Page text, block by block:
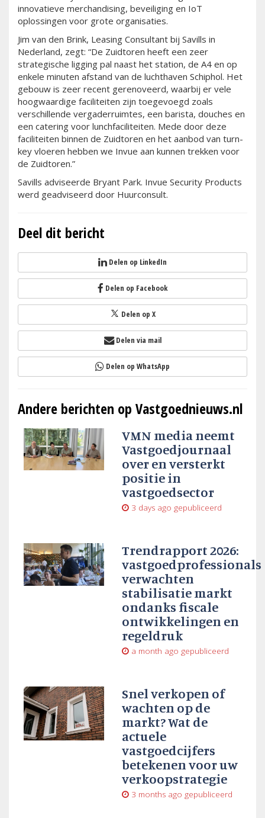
innovatieve merchandising, beveiliging en IoT
oplossingen voor grote organisaties.
Jim van den Brink, Leasing Consultant bij Savills in
Nederland, zegt: “De Zuidtoren heeft een zeer
strategische ligging pal naast het station, de A4 en op
enkele minuten afstand van de luchthaven Schiphol. Het
gebouw is zeer recent gerenoveerd, waarbij er vele
hoogwaardige faciliteiten zijn toegevoegd zoals
verschillende vergaderruimtes, een barista, douches en
een catering voor lunchfaciliteiten. Mede door deze
faciliteiten binnen de Zuidtoren en het aanbod van turn-
key vloeren hebben we Invue aan kunnen trekken voor
de Zuidtoren.”
Savills adviseerde Bryant Park. Invue Security Products
werd geadviseerd door Huurconsult.
Deel dit bericht
Delen op LinkedIn
Delen op Facebook
Delen op X
Delen via mail
Delen op WhatsApp
Andere berichten op Vastgoednieuws.nl
VMN media neemt
Vastgoedjournaal
over en versterkt
positie in
vastgoedsector
3 days ago gepubliceerd
Trendrapport 2026:
vastgoedprofessionals
verwachten
stabilisatie markt
ondanks fiscale
ontwikkelingen en
regeldruk
a month ago gepubliceerd
Snel verkopen of
wachten op de
markt? Wat de
actuele
vastgoedcijfers
betekenen voor uw
verkoopstrategie
3 months ago gepubliceerd